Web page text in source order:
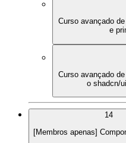
Curso avançado
e
Curso avançado
o shadcn/
14
[Membros apenas]